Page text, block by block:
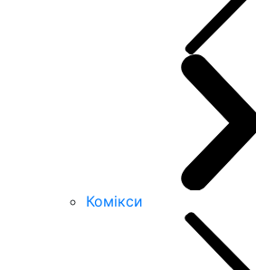
Комікси